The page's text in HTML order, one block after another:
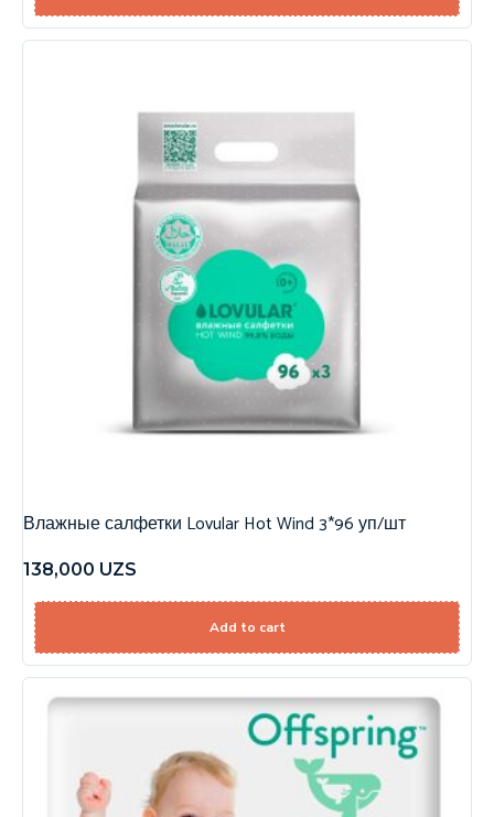
Влажные салфетки Lovular Hot Wind 3*96 уп/шт
138,000 UZS
Add to cart